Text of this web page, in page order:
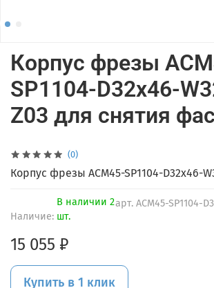
(0)
арт. ACM45-SP1104-
Наличие:
В наличии 2
шт.
Корпус фрезы
SP1104-D32x46-
Z03 для снятия
15 055 ₽
Купить в 1 клик
Корпус фрезы ACM45-SP1104-D32x46-